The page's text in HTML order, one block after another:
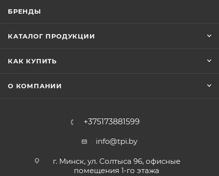
БРЕНДЫ
КАТАЛОГ ПРОДУКЦИИ
КАК КУПИТЬ
О КОМПАНИИ
+375173881599
info@tpi.by
г. Минск, ул. Солтыса 96, офисные
помещения 1-го этажа